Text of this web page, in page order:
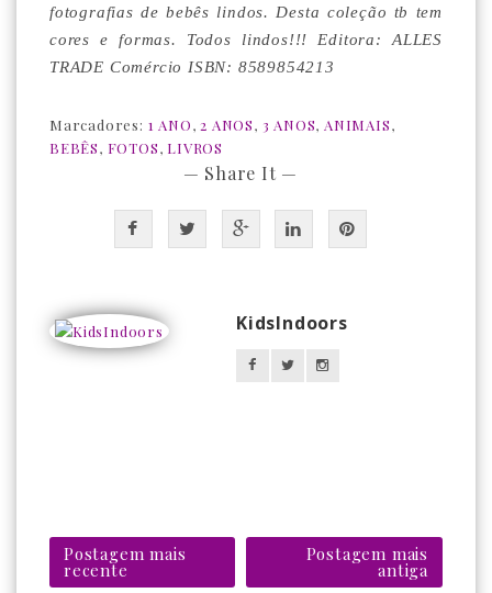
fotografias de bebês lindos. Desta coleção tb tem
cores e formas. Todos lindos!!! Editora: ALLES
TRADE Comércio ISBN: 8589854213
Marcadores: 1 ANO,2 ANOS, 3 ANOS, ANIMAIS,
BEBÊS, FOTOS, LIVROS
— Share It —
KidsIndoors
Postagem mais
recente
Postagem mais
antiga